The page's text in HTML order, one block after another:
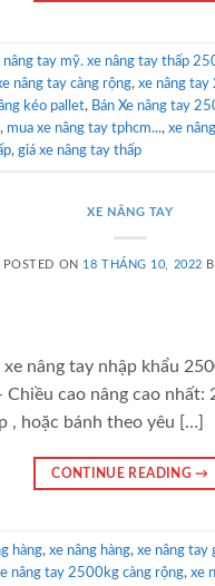
nâng tay mỹ. xe nâng tay thấp
nâng tay càng rộng, xe nâng tay
kéo pallet, Bán Xe nâng tay
, mua xe nâng tay tphcm..., xe
, giá xe nâng tay thấp
XE NÂNG TAY
POSTED ON 18 THÁNG 10, 2022
nâng tay nhập khẩu
cao nâng cao
, hoặc bánh theo yêu […]
CONTINUE READING→
hàng, xe nâng hàng, xe nâng tay
nâng tay 2500kg càng rộng, xe